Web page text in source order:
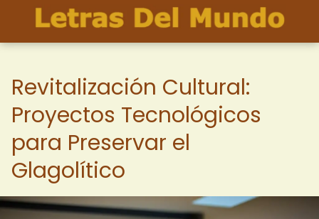
Revitalización Cultural:
Proyectos Tecnológicos
para Preservar el
Glagolítico